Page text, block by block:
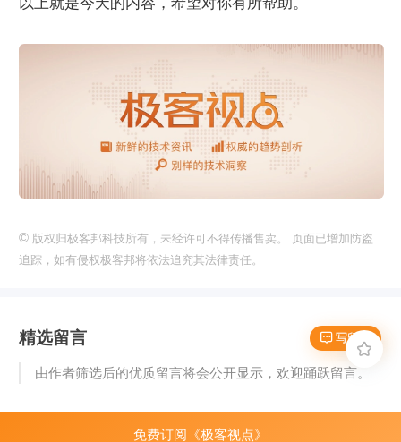
© 版权归极客邦科技所有，未经许可不得传播售卖。 页面已增加防盗
追踪，如有侵权极客邦将依法追究其法律责任。
 写留言
精选留言
由作者筛选后的优质留言将会公开显示，欢迎踊跃留言。
免费订阅《极客视点》
